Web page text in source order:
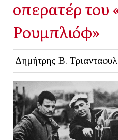
οπερατέρ του
Ρουμπλιόφ»
Δημήτρης Β.